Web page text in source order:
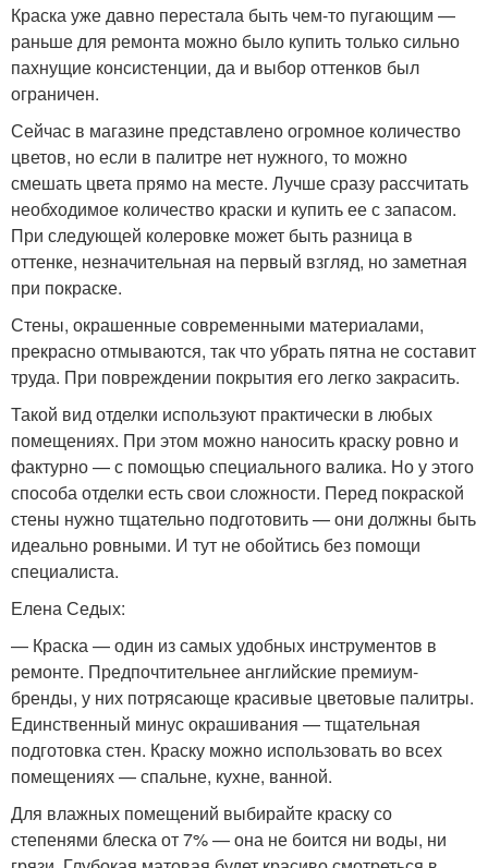
Краска уже давно перестала быть чем-то пугающим —
раньше для ремонта можно было купить только сильно
пахнущие консистенции, да и выбор оттенков был
ограничен.
Сейчас в магазине представлено огромное количество
цветов, но если в палитре нет нужного, то можно
смешать цвета прямо на месте. Лучше сразу рассчитать
необходимое количество краски и купить ее с запасом.
При следующей колеровке может быть разница в
оттенке, незначительная на первый взгляд, но заметная
при покраске.
Стены, окрашенные современными материалами,
прекрасно отмываются, так что убрать пятна не составит
труда. При повреждении покрытия его легко закрасить.
Такой вид отделки используют практически в любых
помещениях. При этом можно наносить краску ровно и
фактурно — с помощью специального валика. Но у этого
способа отделки есть свои сложности. Перед покраской
стены нужно тщательно подготовить — они должны быть
идеально ровными. И тут не обойтись без помощи
специалиста.
Елена Седых:
— Краска — один из самых удобных инструментов в
ремонте. Предпочтительнее английские премиум-
бренды, у них потрясающе красивые цветовые палитры.
Единственный минус окрашивания — тщательная
подготовка стен. Краску можно использовать во всех
помещениях — спальне, кухне, ванной.
Для влажных помещений выбирайте краску со
степенями блеска от 7% — она не боится ни воды, ни